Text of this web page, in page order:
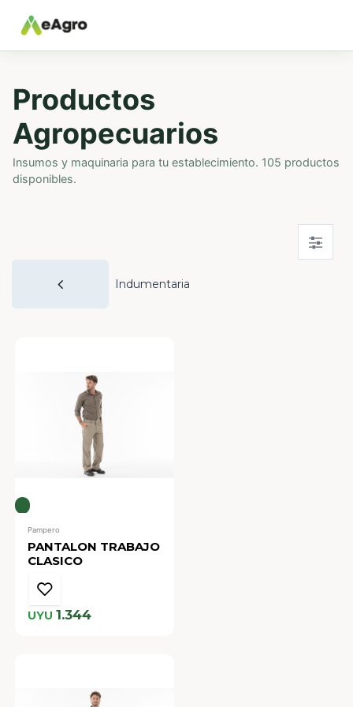
Productos
Agropecuarios
Insumos y maquinaria para tu establecimiento. 105 productos
disponibles.
Indumentaria
Pampero
PANTALON TRABAJO
CLASICO
UYU 1.344